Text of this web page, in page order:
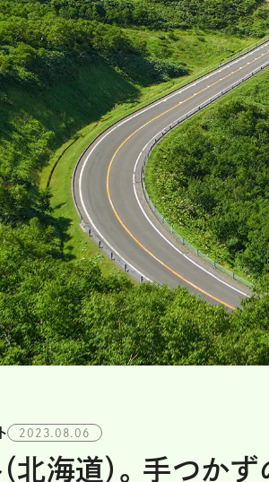
2023.08.06
北海道）。 手つか